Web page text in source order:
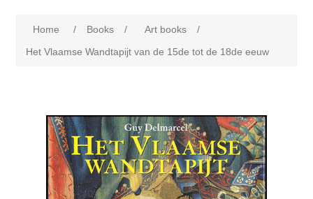
Home / Books / Art books
/
Het Vlaamse Wandtapijt van de 15de tot de 18de eeuw